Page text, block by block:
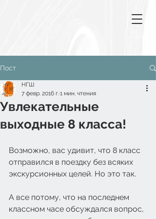
Пост
Увлекательные
выходные 8 класса!
НГШ
7 февр. 2016 г.1 мин. чтения
Возможно, вас удивит, что 8 класс
отправился в поездку без всяких
экскурсионных целей. Но это так.
А все потому, что на последнем
классном часе обсуждался вопрос,